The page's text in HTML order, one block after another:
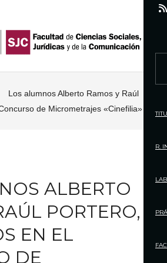
Los alumnos Alberto Ramos y Raúl
de Micrometrajes «Cinefilia»
ALBERTO
PORTERO,
EN EL
DE
r
h
o
:
R.